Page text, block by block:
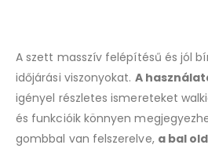
A szett masszív felépítésű és jól
időjárási viszonyokat. A
igényel részletes ismereteket
és funkcióik könnyen
gombbal van felszerelve, a bal